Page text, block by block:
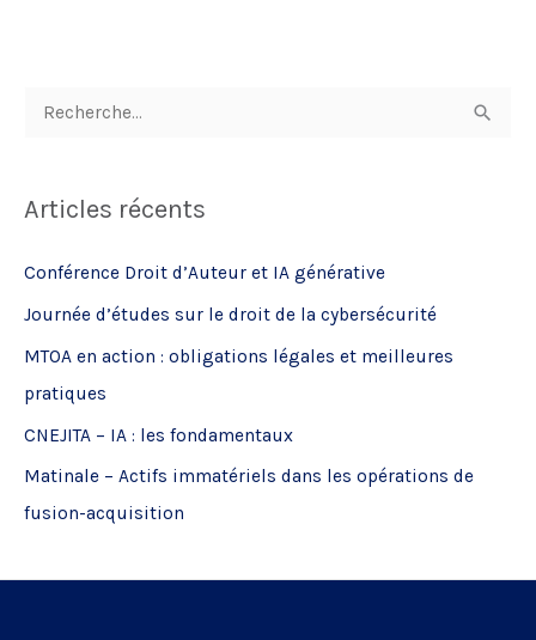
h
c
h
e
r
:
Articles récents
Conférence Droit d’Auteur et IA générative
Journée d’études sur le droit de la cybersécurité
MTOA en action : obligations légales et meilleures
pratiques
CNEJITA – IA : les fondamentaux
Matinale – Actifs immatériels dans les opérations de
fusion-acquisition